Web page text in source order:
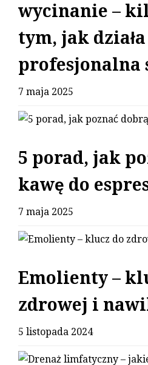
wycinanie –
tym, jak działa
profesjonalna
7 maja 2025
5 porad, jak
kawę do
7 maja 2025
Emolienty –
zdrowej i
5 listopada 2024